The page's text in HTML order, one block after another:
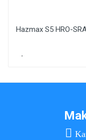
Hazmax S5 HRO-
